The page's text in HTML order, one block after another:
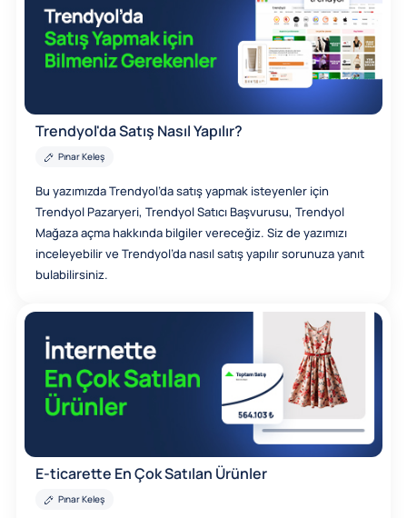
Trendyol'da Satış Nasıl Yapılır?
Pınar Keleş
Bu yazımızda Trendyol’da satış yapmak isteyenler için
Trendyol Pazaryeri, Trendyol Satıcı Başvurusu, Trendyol
Mağaza açma hakkında bilgiler vereceğiz. Siz de yazımızı
inceleyebilir ve Trendyol’da nasıl satış yapılır sorunuza yanıt
bulabilirsiniz.
E-ticarette En Çok Satılan Ürünler
Pınar Keleş